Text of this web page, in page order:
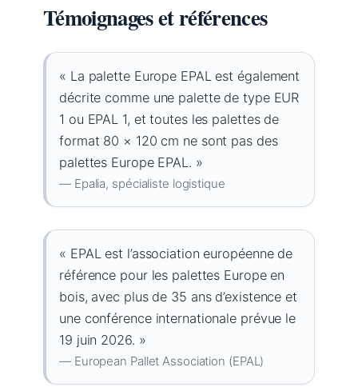
Témoignages et références
« La palette Europe EPAL est également
décrite comme une palette de type EUR
1 ou EPAL 1, et toutes les palettes de
format 80 × 120 cm ne sont pas des
palettes Europe EPAL. »
— Epalia, spécialiste logistique
« EPAL est l’association européenne de
référence pour les palettes Europe en
bois, avec plus de 35 ans d’existence et
une conférence internationale prévue le
19 juin 2026. »
— European Pallet Association (EPAL)